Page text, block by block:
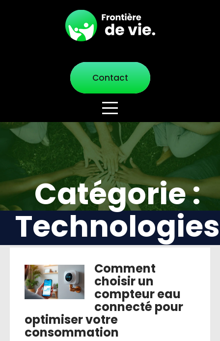
Contact
Catégorie :
Technologies
durables &
low-tech
Comment
choisir un
compteur eau
connecté pour
optimiser votre
consommation